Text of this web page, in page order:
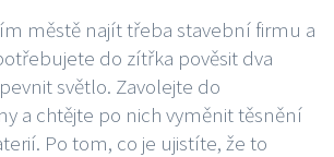
městě najít třeba stavební firmu a
do zítřka pověsit dva
světlo. Zavolejte do
a chtějte po nich vyměnit těsnění
Po tom, co je ujistíte, že to